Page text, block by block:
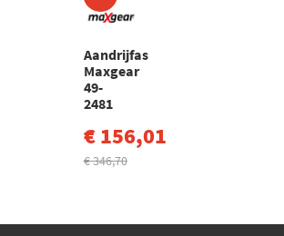
Aandrijfas
Maxgear
49-
2481
€ 156,01
€ 346,70